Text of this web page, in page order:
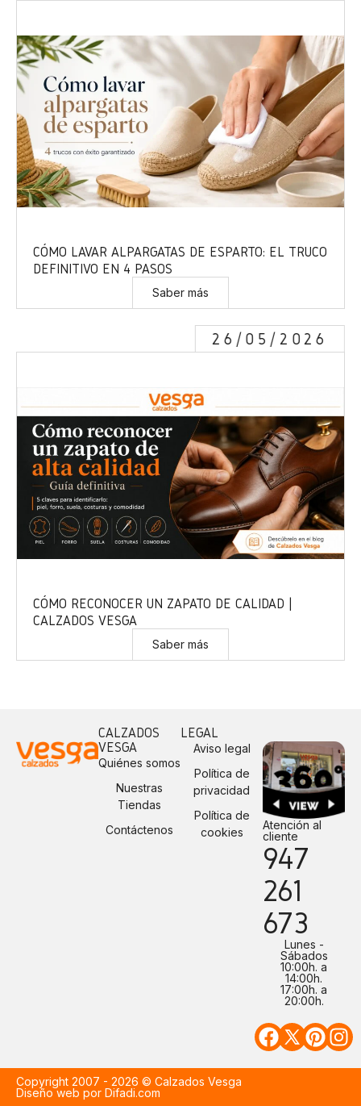
CÓMO LAVAR ALPARGATAS DE ESPARTO: EL TRUCO
DEFINITIVO EN 4 PASOS
Saber más
26/05/2026
CÓMO RECONOCER UN ZAPATO DE CALIDAD |
CALZADOS VESGA
Saber más
CALZADOS
VESGA
Quiénes somos
Nuestras
Tiendas
Contáctenos
LEGAL
Aviso legal
Política de
privacidad
Política de
cookies
Atención al
cliente
947
261
673
Lunes -
Sábados
10:00h. a
14:00h.
17:00h. a
20:00h.
Copyright 2007 - 2026 © Calzados Vesga
Diseño web por Difadi.com